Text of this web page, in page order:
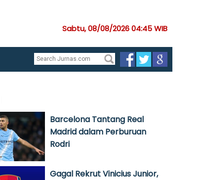
Sabtu, 08/08/2026 04:45 WIB
Barcelona Tantang Real
Madrid dalam Perburuan
Rodri
Gagal Rekrut Vinicius Junior,